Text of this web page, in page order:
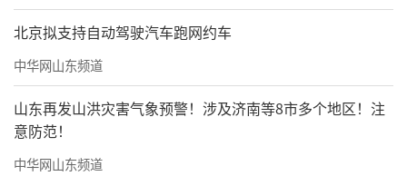
北京拟支持自动驾驶汽车跑网约车
中华网山东频道
山东再发山洪灾害气象预警！涉及济南等8市多个地区！注
意防范！
中华网山东频道